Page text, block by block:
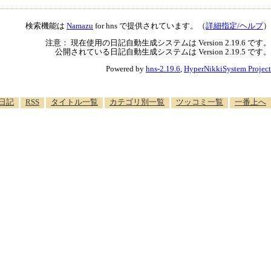
検索機能は Namazu for hns で提供されています。（詳細指定/ヘルプ）
注意： 現在使用の日記自動生成システムは Version 2.19.6 です。
公開されている日記自動生成システムは Version 2.19.5 です。
Powered by hns-2.19.6 HyperNikkiSystem Project
記 RSS タイトル一覧 カテゴリ別一覧 ツッコミ一覧 一番上へ